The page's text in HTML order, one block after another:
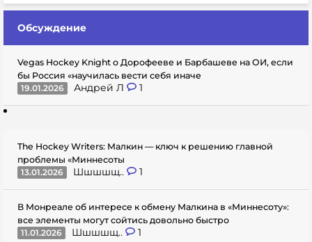
Обсуждение
Vegas Hockey Knight о Дорофееве и Барбашеве на ОИ, если
бы Россия «научилась вести себя иначе
19.01.2026
Андрей Л 1
The Hockey Writers: Малкин — ключ к решению главной
проблемы «Миннесоты
13.01.2026
Шшшшщ.. 1
В Монреале об интересе к обмену Малкина в «Миннесоту»:
все элементы могут сойтись довольно быстро
11.01.2026
Шшшшщ.. 1